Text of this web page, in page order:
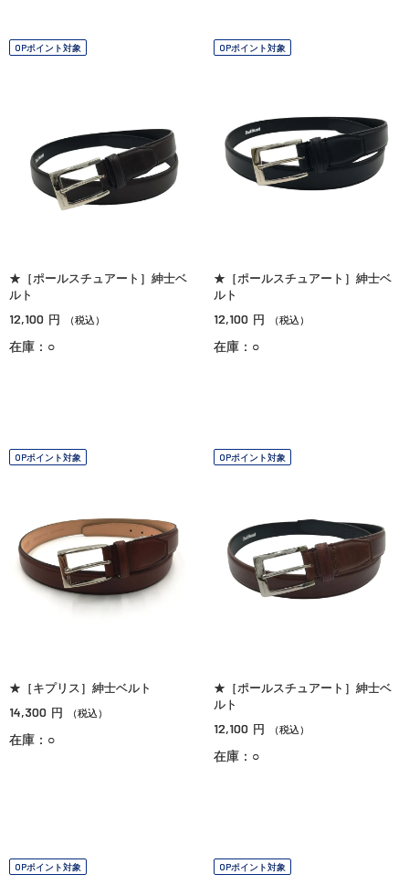
OPポイント対象
★［ポールスチュアート］紳士ベ
ルト
12,100 円 （税込）
在庫：○
OPポイント対象
★［ポールスチュアート］紳士ベ
ルト
12,100 円 （税込）
在庫：○
OPポイント対象
★［キプリス］紳士ベルト
14,300 円 （税込）
在庫：○
OPポイント対象
★［ポールスチュアート］紳士ベ
ルト
12,100 円 （税込）
在庫：○
OPポイント対象 OPポイント対象